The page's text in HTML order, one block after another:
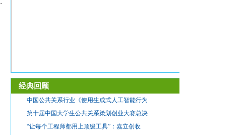
经典回顾
中国公共关系行业《使用生成式人工智能行为
第十届中国大学生公共关系策划创业大赛总决
“让每个工程师都用上顶级工具”：嘉立创收